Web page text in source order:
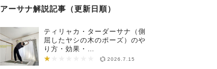
アーサナ解説記事（更新日順）
ティリャカ・ターダーサナ（側
屈したヤシの木のポーズ）のや
り方・効果・…
★
★★★★★★★ 2026.7.15